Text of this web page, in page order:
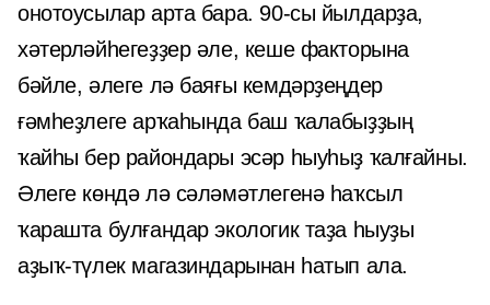
онотоусылар арта бара. 90-сы йылдарҙа,
хәтерләйһегеҙҙер әле, кеше факторына
бәйле, әлеге лә баяғы кемдәрҙеңдер
ғәмһеҙлеге арҡаһында баш ҡалабыҙҙың
ҡайһы бер райондары эсәр һыуһыҙ ҡалғайны.
Әлеге көндә лә сәләмәтлегенә һаҡсыл
ҡарашта булғандар экологик таҙа һыуҙы
аҙыҡ-түлек магазиндарынан һатып ала.